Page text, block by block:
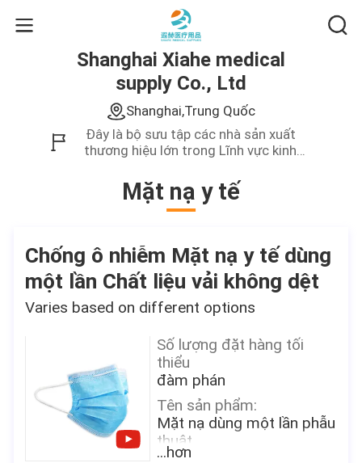
Shanghai Xiahe medical
supply Co., Ltd
Shanghai,Trung Quốc
Đây là bộ sưu tập các nhà sản xuất
thương hiệu lớn trong Lĩnh vực kinh
cung cấp sản phẩm chất lượng cao.
Mặt nạ y tế
Chống ô nhiễm Mặt nạ y tế dùng
một lần Chất liệu vải không dệt
Varies based on different options
Số lượng đặt hàng tối
thiểu
đàm phán
Tên sản phẩm:
Mặt nạ dùng một lần phẫu
thuật
...hơn